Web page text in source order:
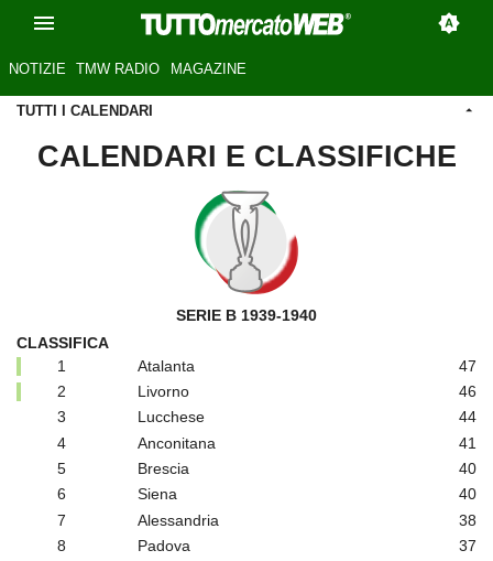
NOTIZIE TMW RADIO MAGAZINE
TUTTI I CALENDARI
CALENDARI E CLASSIFICHE
SERIE B 1939-1940
CLASSIFICA
1
Atalanta
47
2
Livorno
46
3
Lucchese
44
4
Anconitana
41
5
Brescia
40
6
Siena
40
7
Alessandria
38
8
Padova
37